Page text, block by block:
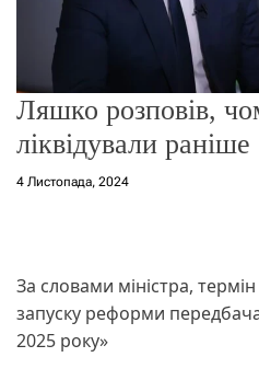
Ляшко розповів,
ліквідували раніше
4 Листопада, 2024
За словами міністра,
запуску реформи
2025 року»